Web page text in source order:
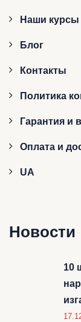
Наши курсы
Блог
Контакты
Политика
Гарантия и
Оплата и
UA
Новости
10